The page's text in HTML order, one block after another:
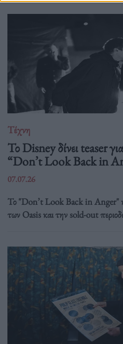
Τέχνη
Το Disney δίνει teaser
“Don’t Look Back in
07.07.26
Το "Don’t Look Back in Anger"
των Oasis και την sold-out